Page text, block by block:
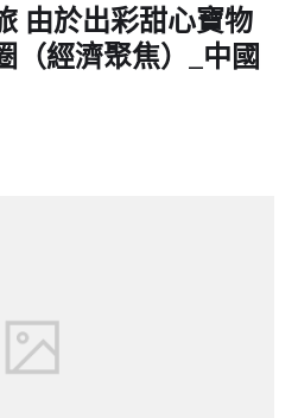
由於出彩甜心寶物
（經濟聚焦）_中國